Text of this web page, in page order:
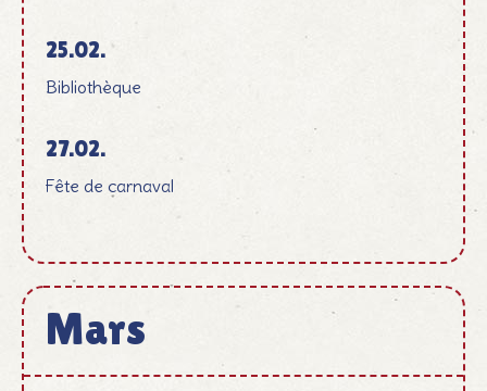
25.02.
Bibliothèque
27.02.
Fête de carnaval
Mars
März